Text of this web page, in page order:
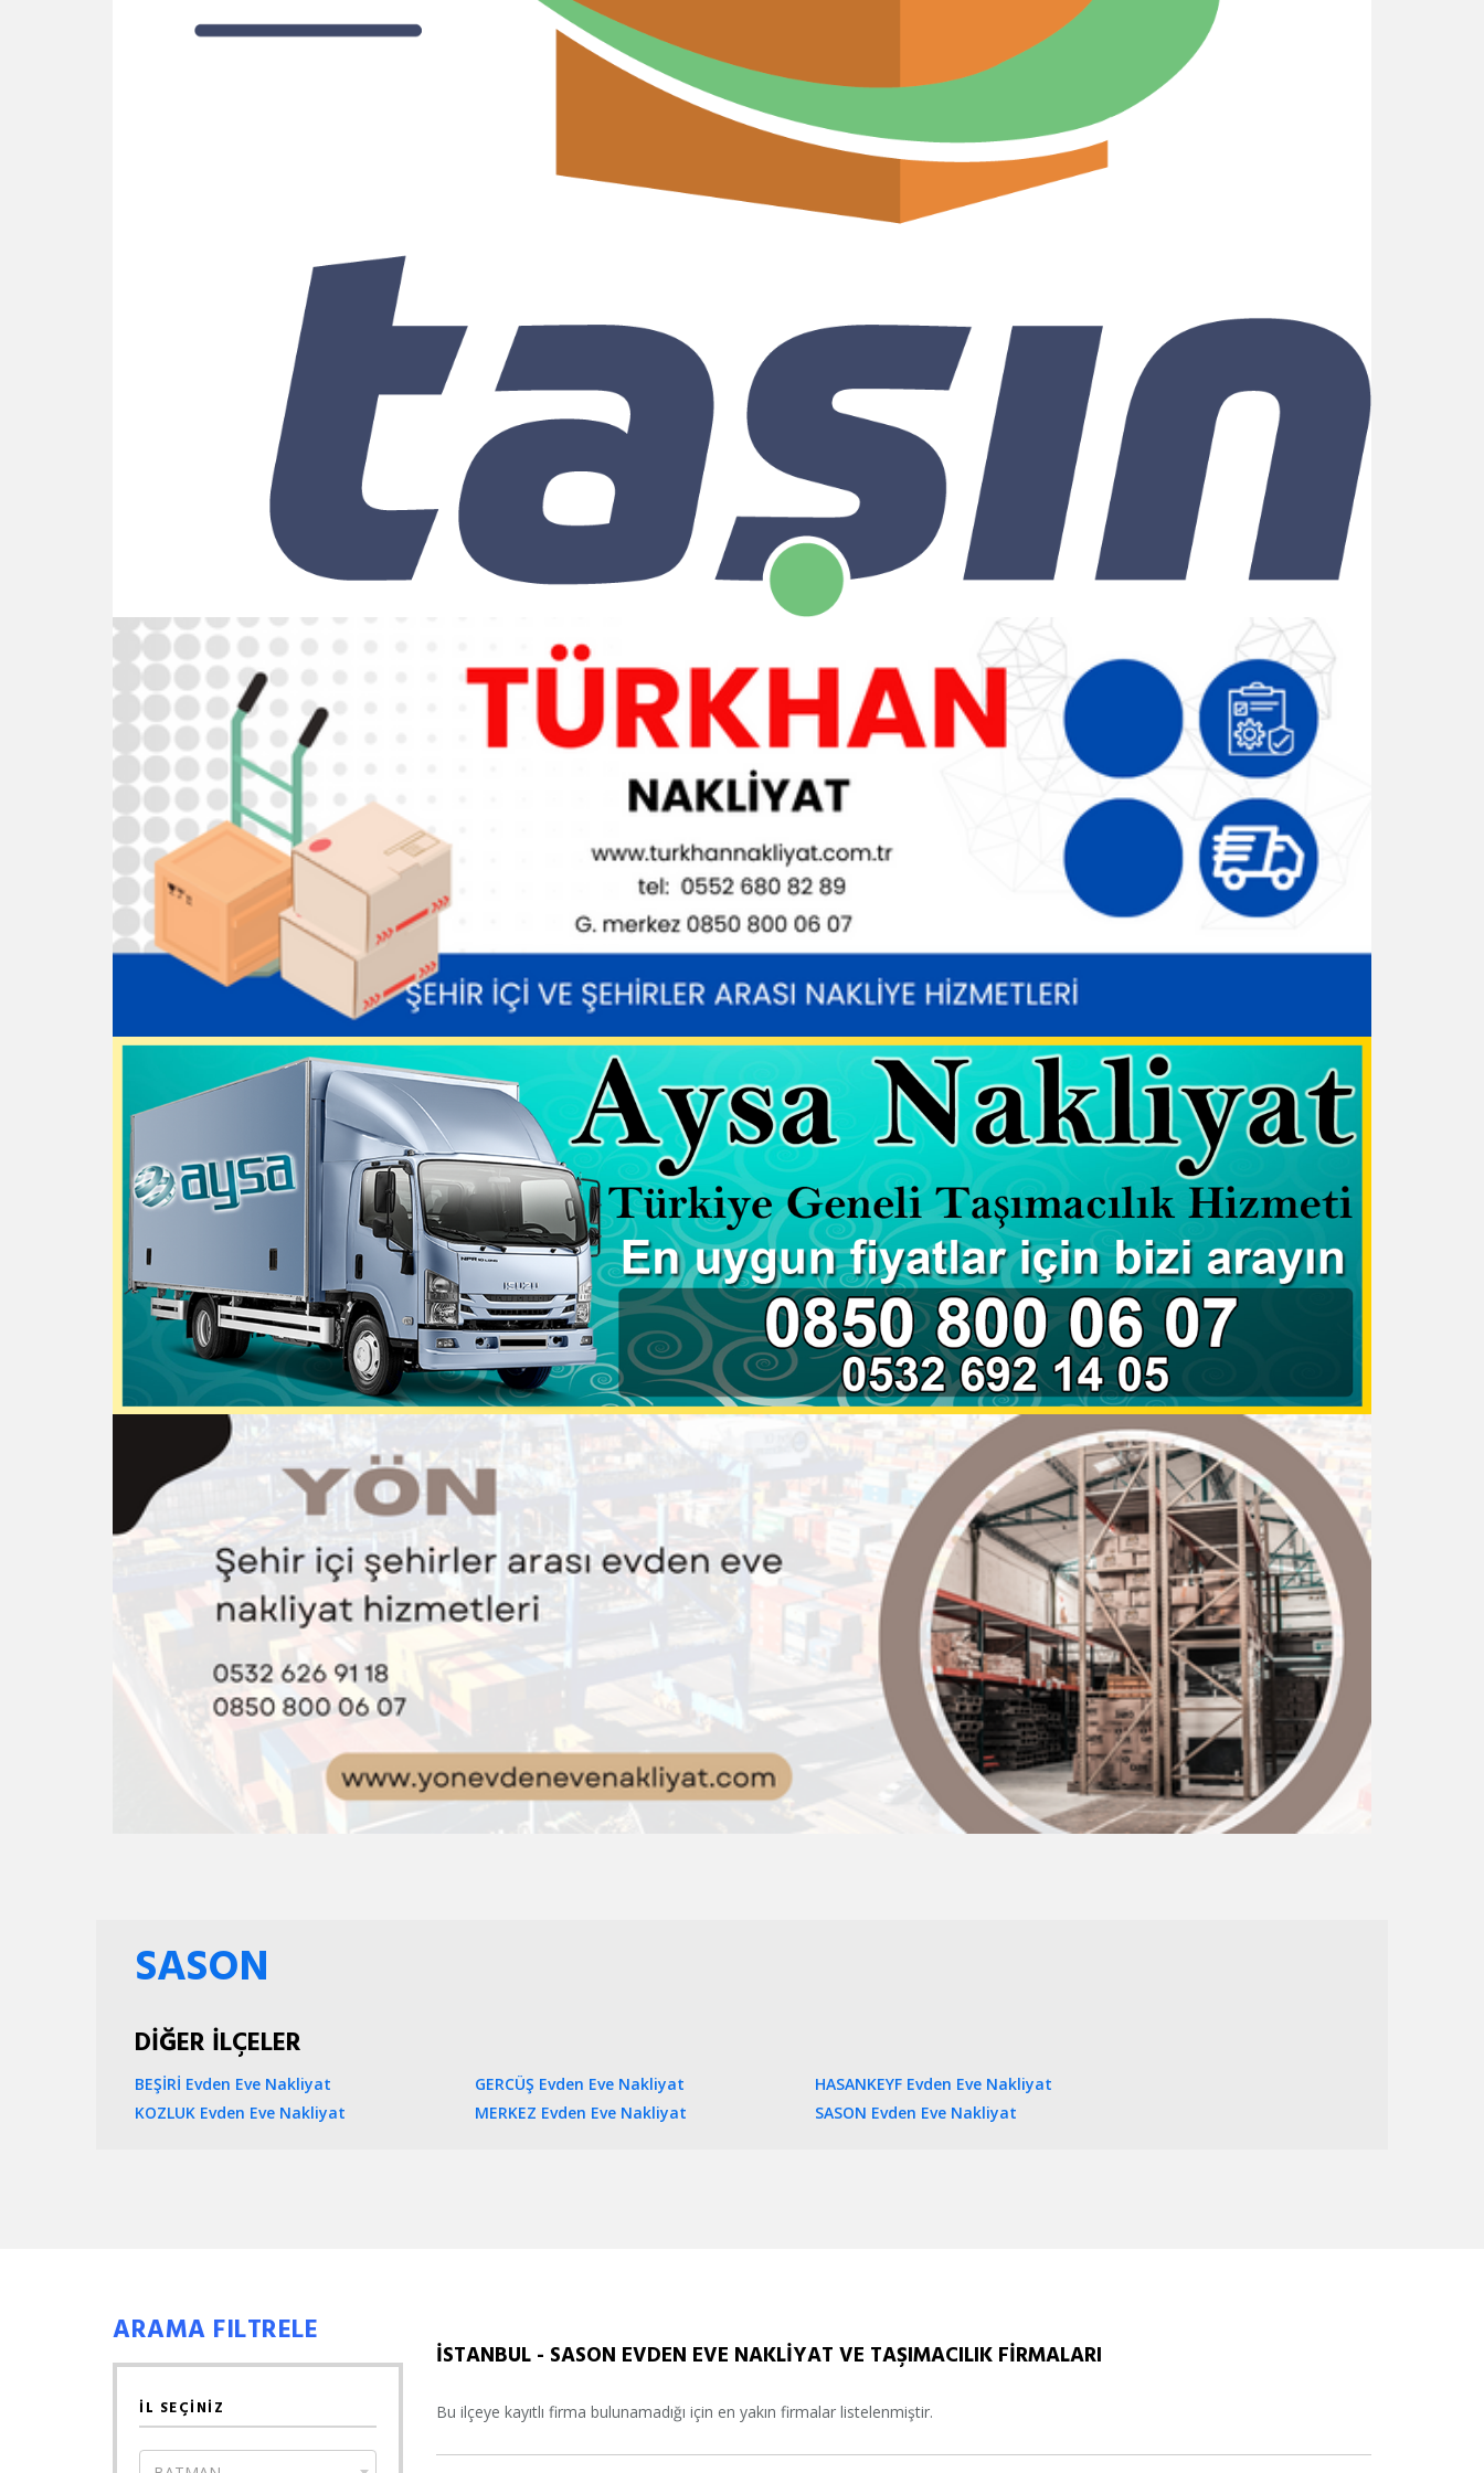
SASON
DİĞER İLÇELER
BEŞİRİ Evden Eve Nakliyat GERCÜŞ Evden Eve Nakliyat
HASANKEYF Evden Eve Nakliyat
KOZLUK Evden Eve Nakliyat
MERKEZ Evden Eve Nakliyat SASON Evden Eve Nakliyat
ARAMA FILTRELE
İL SEÇİNİZ
İSTANBUL - SASON EVDEN EVE NAKLİYAT VE TAŞIMACILIK FİRMALARI
Bu ilçeye kayıtlı firma bulunamadığı için en yakın firmalar listelenmiştir.